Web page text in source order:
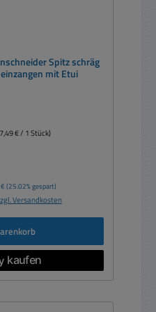
Spitz schräg
mit Etui
€ / 1 Stück)
Preis:
(25.02% gespart)
Versandkosten